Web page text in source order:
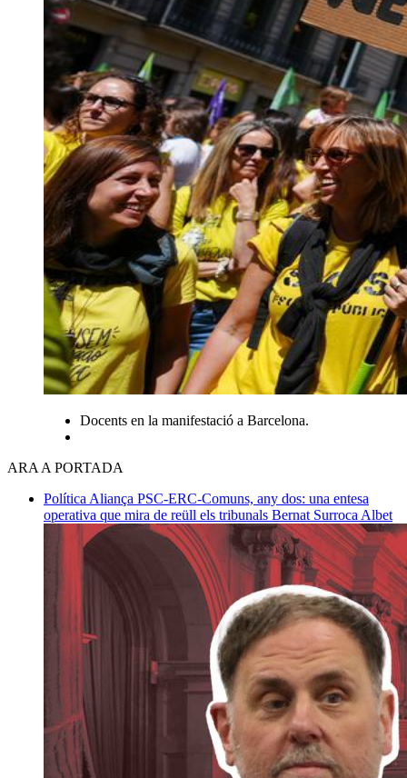
Docents en la manifestació a Barcelona.
ARA A PORTADA
Política Aliança PSC-ERC-Comuns, any dos: una entesa
operativa que mira de reüll els tribunals Bernat Surroca Albet